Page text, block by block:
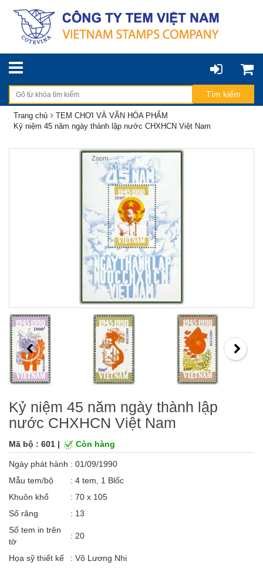
Trang chủ
TEM CHƠI VÀ VĂN HÓA PHẨM
Kỷ niệm 45 năm ngày thành lập nước CHXHCN Việt Nam
Zoom
Kỷ niệm 45 năm ngày thành lập
nước CHXHCN Việt Nam
Mã bộ : 601 | Còn hàng
Ngày phát hành : 01/09/1990
Mẫu tem/bộ
: 4 tem, 1 Blốc
Khuôn khổ
: 70 x 105
Số răng
: 13
Số tem in trên
tờ
: 20
Họa sỹ thiết kế : Võ Lương Nhi